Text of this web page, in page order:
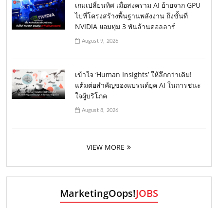
เกมเปลี่ยนทิศ เมื่อสงคราม AI ย้ายจาก GPU
ไปที่โครงสร้างพื้นฐานพลังงาน ถึงขั้นที่
NVIDIA ยอมทุ่ม 3 พันล้านดอลลาร์
August 9, 2026
เข้าใจ ‘Human Insights’ ให้ลึกกว่าเดิม!
แต้มต่อสำคัญของแบรนด์ยุค AI ในการชนะ
ใจผู้บริโภค
August 8, 2026
VIEW MORE
MarketingOops!JOBS